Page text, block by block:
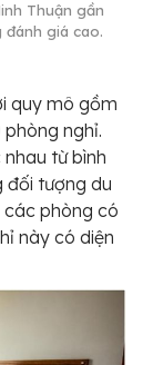
Thuận gần
đánh giá cao.
quy mô gồm
nghỉ.
từ bình
đối tượng du
các phòng có
này có diện